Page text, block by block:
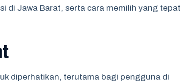
di Jawa Barat, serta cara memilih yang tepat
diperhatikan, terutama bagi pengguna di